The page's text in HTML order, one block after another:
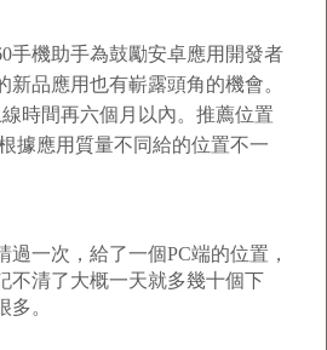
手機助手為鼓勵安卓應用開發者
新品應用也有嶄露頭角的機會。
時間再六個月以內。推薦位置
據應用質量不同給的位置不一
一次，給了一個PC端的位置，
不清了大概一天就多幾十個下
。